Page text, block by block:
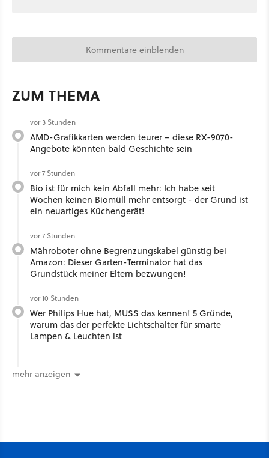
Kommentare einblenden
ZUM THEMA
vor 3 Stunden
AMD-Grafikkarten werden teurer – diese RX-9070-
Angebote könnten bald Geschichte sein
vor 7 Stunden
Bio ist für mich kein Abfall mehr: Ich habe seit
Wochen keinen Biomüll mehr entsorgt - der Grund ist
ein neuartiges Küchengerät!
vor 7 Stunden
Mähroboter ohne Begrenzungskabel günstig bei
Amazon: Dieser Garten-Terminator hat das
Grundstück meiner Eltern bezwungen!
vor 10 Stunden
Wer Philips Hue hat, MUSS das kennen! 5 Gründe,
warum das der perfekte Lichtschalter für smarte
Lampen & Leuchten ist
mehr anzeigen